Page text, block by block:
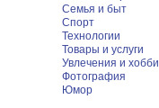
Семья и быт
Спорт
Технологии
Товары и услуги
Увлечения и хобби
Фотография
Юмор